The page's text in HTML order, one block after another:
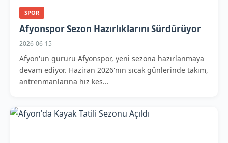
SPOR
Afyonspor Sezon Hazırlıklarını Sürdürüyor
2026-06-15
Afyon'un gururu Afyonspor, yeni sezona hazırlanmaya
devam ediyor. Haziran 2026'nın sıcak günlerinde takım,
antrenmanlarına hız kes...